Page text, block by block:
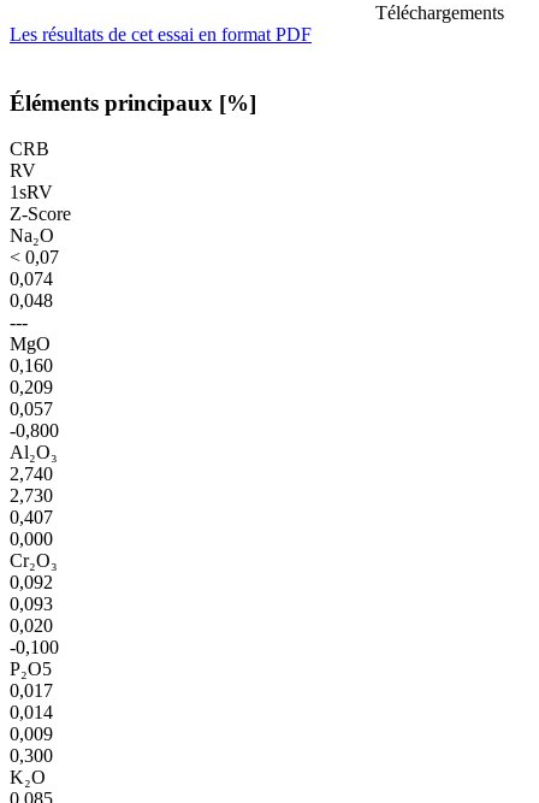
Téléchargements
Les résultats de cet essai en format PDF
Éléments principaux [%]
CRB
RV
1sRV
Z-Score
Na₂O
< 0,07
0,074
0,048
---
MgO
0,160
0,209
0,057
-0,800
Al₂O₃
2,740
2,730
0,407
0,000
Cr₂O₃
0,092
0,093
0,020
-0,100
P₂O5
0,017
0,014
0,009
0,300
K₂O